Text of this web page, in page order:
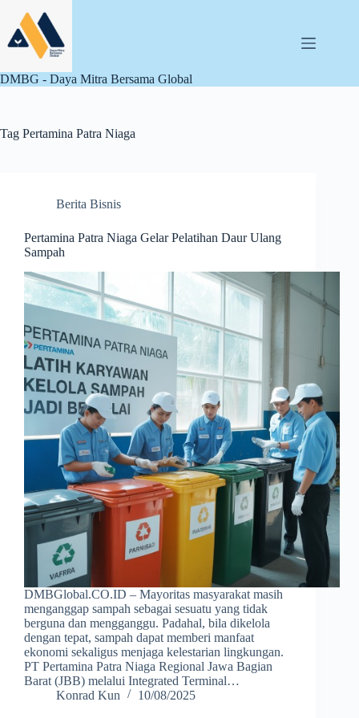
content
DMBG - Daya Mitra Bersama Global
Tag Pertamina Patra Niaga
Berita Bisnis
Pertamina Patra Niaga Gelar Pelatihan Daur Ulang
Sampah
DMBGlobal.CO.ID – Mayoritas masyarakat masih
menganggap sampah sebagai sesuatu yang tidak
berguna dan mengganggu. Padahal, bila dikelola
dengan tepat, sampah dapat memberi manfaat
ekonomi sekaligus menjaga kelestarian lingkungan.
PT Pertamina Patra Niaga Regional Jawa Bagian
Barat (JBB) melalui Integrated Terminal…
Konrad Kun
10/08/2025